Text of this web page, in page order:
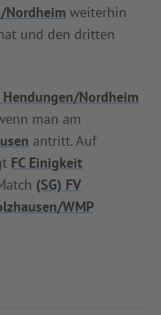
Nordheim weiterhin
und den dritten
Hendungen/Nordheim
man am
antritt. Auf
FC Einigkeit
(SG) FV
WMP